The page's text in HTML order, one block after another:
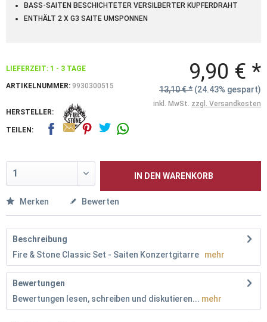
BASS-SAITEN BESCHICHTETER VERSILBERTER KUPFERDRAHT
ENTHÄLT 2 X G3 SAITE UMSPONNEN
LIEFERZEIT: 1 - 3 TAGE
ARTIKELNUMMER: 9930300515
HERSTELLER:
9,90 € *
13,10 € * (24.43% gespart)
inkl. MwSt. zzgl. Versandkosten
TEILEN:
IN DEN WARENKORB
Merken Bewerten
Beschreibung
Fire & Stone Classic Set - Saiten Konzertgitarre mehr
Bewertungen
Bewertungen lesen, schreiben und diskutieren... mehr